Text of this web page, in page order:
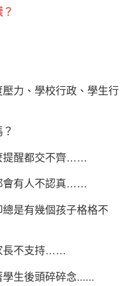
力、學校行政、學生行
提醒都交不齊……
會有人不認真……
是有幾個孩子格格不
長不支持……
生後頭碎碎念......